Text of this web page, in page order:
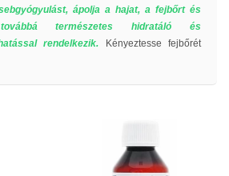
ápolja a hajat, a fejbőrt és
természetes hidratáló és
rendelkezik.
Kényeztesse fejbőrét